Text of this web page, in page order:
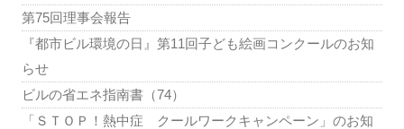
第75回理事会報告
『都市ビル環境の日』第11回子ども絵画コンクールのお知
らせ
ビルの省エネ指南書（74）
「ＳＴＯＰ！熱中症 クールワークキャンペーン」のお知